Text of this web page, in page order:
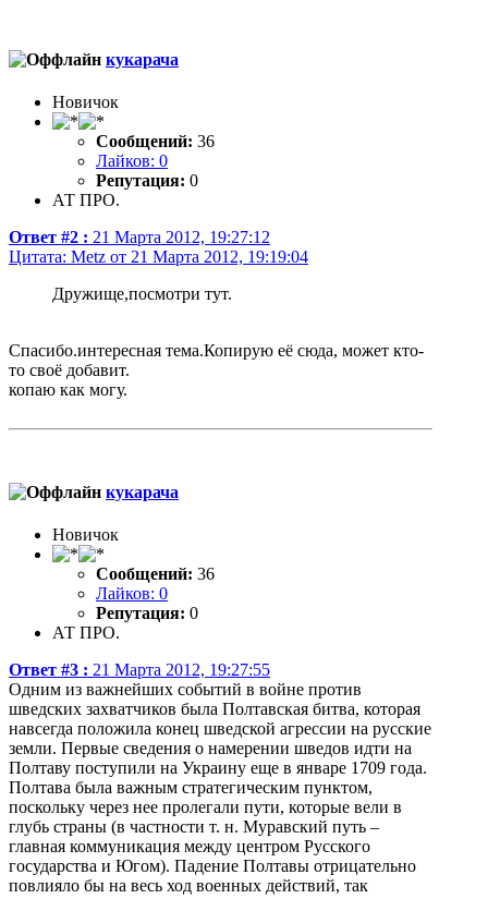
кукарача
Новичок
Сообщений: 36
Лайков: 0
Репутация: 0
АТ ПРО.
Ответ #2 : 21 Марта 2012, 19:27:12
Цитата: Metz от 21 Марта 2012, 19:19:04
Дружище,посмотри тут.
Спасибо.интересная тема.Копирую её сюда, может кто-
то своё добавит.
копаю как могу.
кукарача
Новичок
Сообщений: 36
Лайков: 0
Репутация: 0
АТ ПРО.
Ответ #3 : 21 Марта 2012, 19:27:55
Одним из важнейших событий в войне против
шведских захватчиков была Полтавская битва, которая
навсегда положила конец шведской агрессии на русские
земли. Первые сведения о намерении шведов идти на
Полтаву поступили на Украину еще в январе 1709 года.
Полтава была важным стратегическим пунктом,
поскольку через нее пролегали пути, которые вели в
глубь страны (в частности т. н. Муравский путь –
главная коммуникация между центром Русского
государства и Югом). Падение Полтавы отрицательно
повлияло бы на весь ход военных действий, так